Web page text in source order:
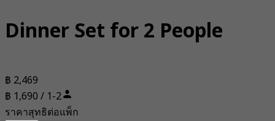
Dinner Set for 2 People
฿ 2,469
฿ 1,690 / 1-2
ราคาสุทธิต่อแพ็ก